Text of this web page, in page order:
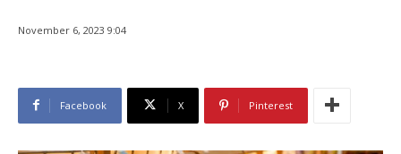
November 6, 2023 9:04
Facebook X Pinterest